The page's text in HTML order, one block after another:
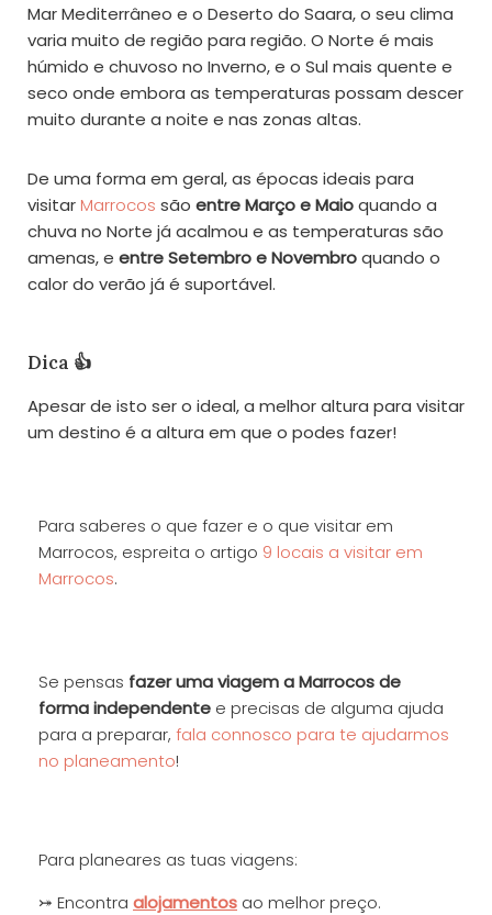
Mar Mediterrâneo e o Deserto do Saara, o seu clima
varia muito de região para região. O Norte é mais
húmido e chuvoso no Inverno, e o Sul mais quente e
seco onde embora as temperaturas possam descer
muito durante a noite e nas zonas altas.
De uma forma em geral, as épocas ideais para
visitar Marrocos são entre Março e Maioquando a
chuva no Norte já acalmou e as temperaturas são
amenas, e entre Setembro e Novembroquando o
calor do verão já é suportável.
Dica 👍
Apesar de isto ser o ideal, a melhor altura para visitar
um destino é a altura em que o podes fazer!
Para saberes o que fazer e o que visitar em
Marrocos, espreita o artigo 9 locais a visitar em
Marrocos.
Se pensas fazer uma viagem a Marrocos de
forma independente e precisas de alguma ajuda
para a preparar, fala connosco para te ajudarmos
no planeamento!
Para planeares as tuas viagens:
⤖ Encontra alojamentos ao melhor preço.